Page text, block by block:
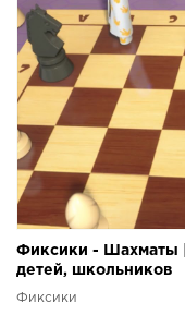
Фиксики - Шахматы |
детей, школьников
Фиксики